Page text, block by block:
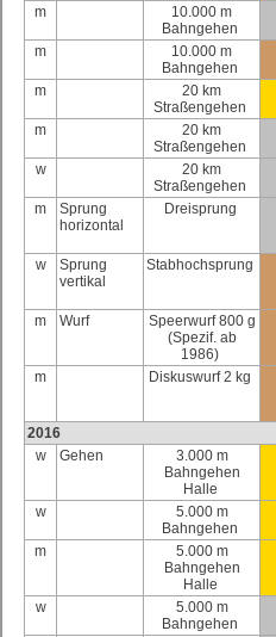
m
10.000 m
Bahngehen
m
10.000 m
Bahngehen
m
20 km
Straßengehen
m
20 km
Straßengehen
w
20 km
Straßengehen
m
Sprung
horizontal
Dreisprung
w
Sprung
vertikal
Stabhochsprung
m Wurf
Speerwurf 800 g
(Spezif. ab
1986)
m Diskuswurf 2 kg
2016
w
Gehen
3.000 m
Bahngehen
Halle
w
5.000 m
Bahngehen
m
5.000 m
Bahngehen
Halle
w
5.000 m
Bahngehen